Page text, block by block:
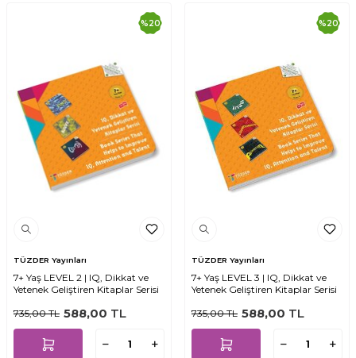
%20
TÜZDER Yayınları
7+ Yaş LEVEL 2 | IQ, Dikkat ve
Yetenek Geliştiren Kitaplar Serisi
735,00TL 588,00 TL
%20
TÜZDER Yayınları
7+ Yaş LEVEL 3 | IQ, Dikkat ve
Yetenek Geliştiren Kitaplar Serisi
735,00TL 588,00 TL